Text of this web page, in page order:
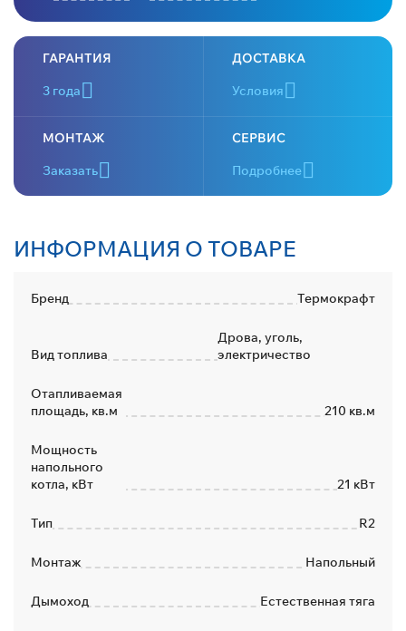
ГАРАНТИЯ
3 года
ДОСТАВКА
Условия
МОНТАЖ
Заказать
СЕРВИС
Подробнее
ИНФОРМАЦИЯ О ТОВАРЕ
Бренд Термокрафт
Вид топлива
Дрова, уголь,
электричество
Отапливаемая
площадь, кв.м
210 кв.м
Мощность
напольного
котла, кВт
21 кВт
Тип R2
Монтаж Напольный
Дымоход Естественная тяга